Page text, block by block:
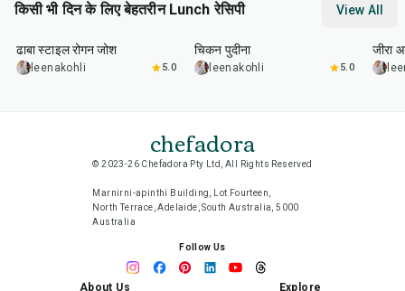
किसी भी दिन के लिए बेहतरीन Lunch रेसिपी View All
1 min
ढाबा स्टाइल रोगन जोश
leenakohli 5.0
hr 15
चिकन पुदीना
leenakohli 5.0
जीरा
chefadora
© 2023-26 Chefadora Pty Ltd, All Rights Reserved
Marnirni-apinthi Building, Lot Fourteen,
North Terrace, Adelaide, South Australia, 5000
Australia
Follow Us
About Us
Explore